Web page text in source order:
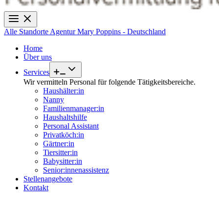
Alle Standorte Agentur Mary Poppins - Deutschland
Home
Über uns
Services
Wir vermitteln Personal für folgende Tätigkeitsbereiche.
Haushälter:in
Nanny
Familienmanager:in
Haushaltshilfe
Personal Assistant
Privatköch:in
Gärtner:in
Tiersitter:in
Babysitter:in
Senior:innenassistenz
Stellenangebote
Kontakt